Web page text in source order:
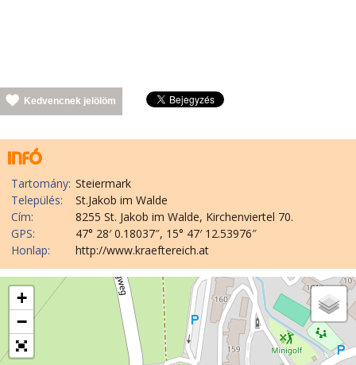
Kedvencnek jelölöm
Tartomány: Steiermark
Település:
St.Jakob im Walde
Cím:
8255 St. Jakob im Walde, Kirchenviertel 70.
GPS:
47° 28′ 0.18037″, 15° 47′ 12.53976″
Honlap:
http://www.kraeftereich.at
+
−